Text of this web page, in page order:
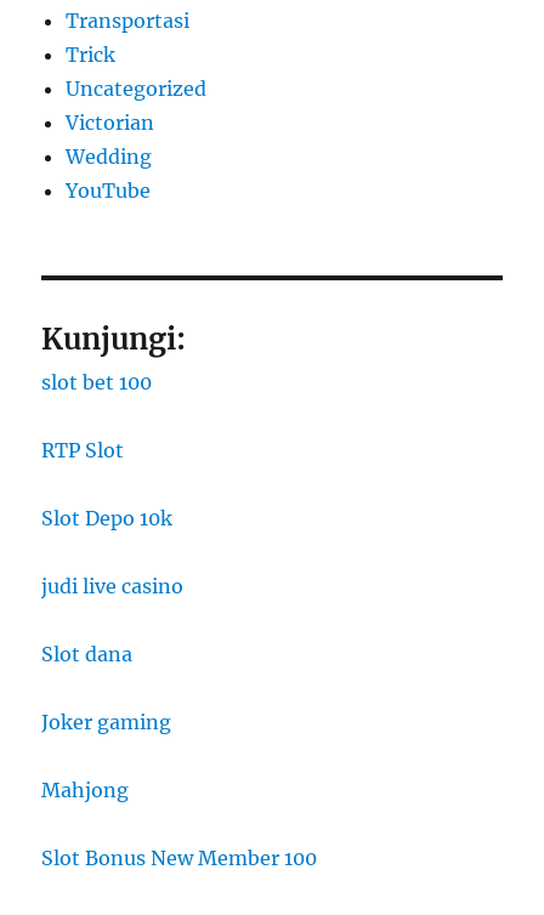
Transportasi
Trick
Uncategorized
Victorian
Wedding
YouTube
Kunjungi:
slot bet 100
RTP Slot
Slot Depo 10k
judi live casino
Slot dana
Joker gaming
Mahjong
Slot Bonus New Member 100